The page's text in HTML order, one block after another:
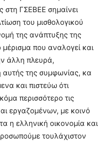
στη ΓΣΕΒΕΕ σημαίνει
του μισθολογικού
της ανάπτυξης της
που αναλογεί και
άλλη πλευρά,
της συμφωνίας, κα
και πιστεύω ότι
περισσότερο τις
εργαζομένων, με κοινό
η ελληνική οικονομία και
τουλάχιστον